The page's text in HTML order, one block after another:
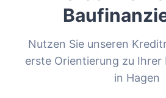
Nutzen Sie unseren
erste Orientierung zu Ihrer
in Hagen